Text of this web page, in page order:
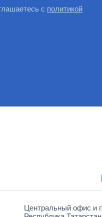
с политикой
Центральный офис и